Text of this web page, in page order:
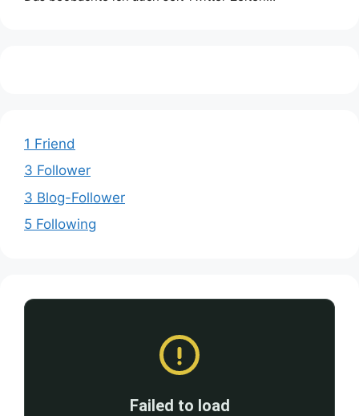
1 Friend
3 Follower
3 Blog-Follower
5 Following